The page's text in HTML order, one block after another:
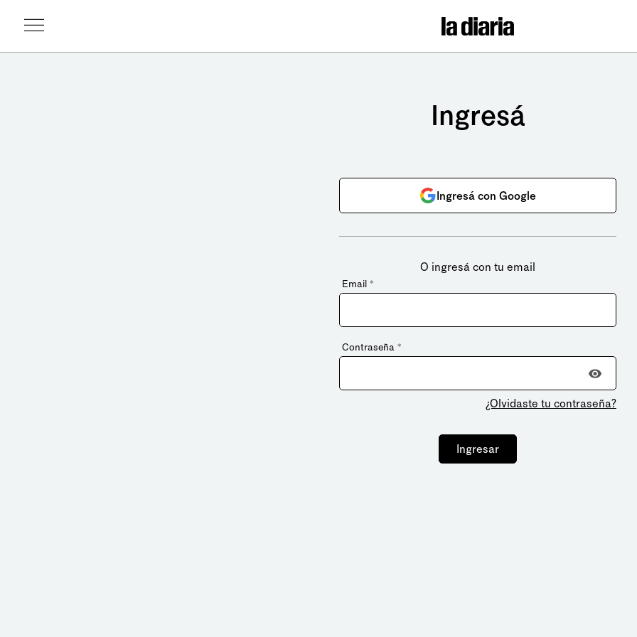
Ingresá
Ingresá con Google
O ingresá con tu email
Email *
Contraseña *
¿Olvidaste tu contraseña?
Ingresar